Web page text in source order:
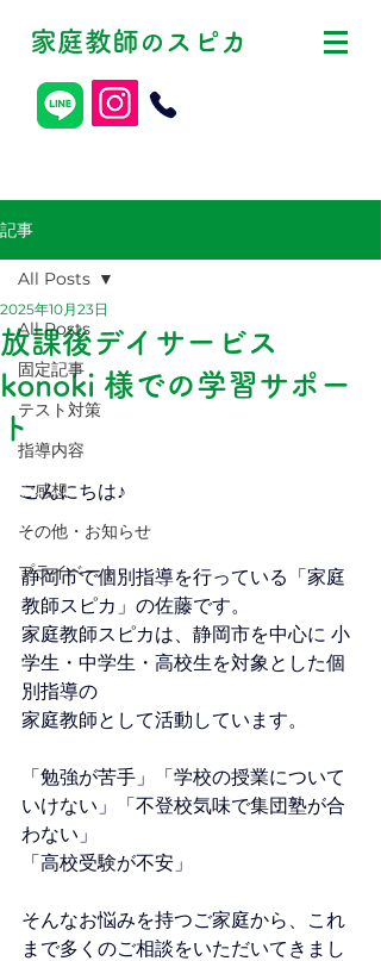
家庭教師の スピカ
記事
All Posts
固定記事
テスト対策
指導内容
ご感想
その他・お知らせ
プライベート
All Posts
放課後デイサービス
konoki 様での学習サポー
ト
2025年10月23日
こんにちは♪
静岡市で個別指導を行っている「家庭
教師スピカ」の佐藤です。
家庭教師スピカは、静岡市を中心に 小
学生・中学生・高校生を対象とした個
別指導の
家庭教師として活動しています。
「勉強が苦手」「学校の授業について
いけない」「不登校気味で集団塾が合
わない」
「高校受験が不安」
そんなお悩みを持つご家庭から、これ
まで多くのご相談をいただいてきまし